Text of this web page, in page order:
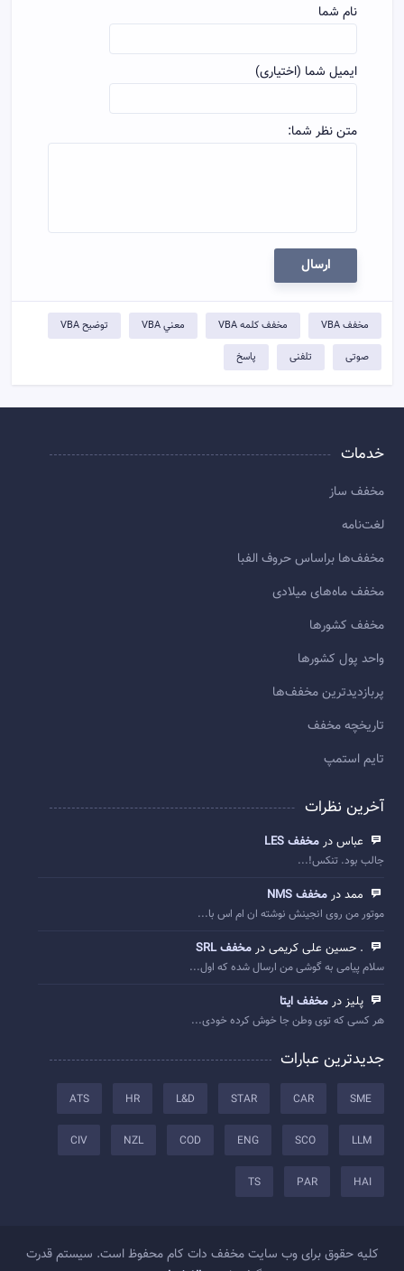
نام شما
ایمیل شما (اختیاری)
متن نظر شما:
ارسال
مخفف VBA مخفف کلمه VBA معني VBA توضيح VBA
صوتی تلفنی پاسخ
خدمات
مخفف ساز
لغت‌نامه
مخفف‌ها براساس حروف الفبا
مخفف ماه‌های میلادی
مخفف کشورها
واحد پول کشورها
پربازديدترين مخفف‌ها
تاريخچه مخفف
تایم استمپ
آخرین نظرات
عباس در مخفف LES
جالب بود. تنکس!...
ممد در مخفف NMS
موتور من روی انجینش نوشته ان ام اس با...
. حسین علی کریمی در مخفف SRL
سلام پیامی به گوشی من ارسال شده که اول...
پلیز در مخفف ایتا
هر کسی که توی وطن جا خوش کرده خودی...
جدیدترین عبارات
SME
CAR
STAR
L&D
HR
ATS
LLM
SCO
ENG
COD
NZL
CIV
HAI
PAR
TS
کلیه حقوق برای وب سایت مخفف دات کام محفوظ است. سیستم قدرت